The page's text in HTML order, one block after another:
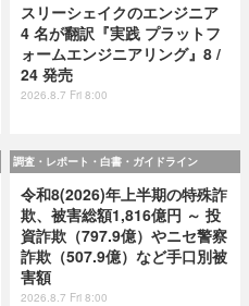
スリーシェイクのエンジニア
4 名が翻訳『実践 プラットフ
ォームエンジニアリング』8 /
24 発売
2026.8.7 Fri 8:00
調査・レポート・白書・ガイドライン
令和8(2026)年上半期の特殊詐
欺、被害総額1,816億円 ～ 投
資詐欺（797.9億）やニセ警察
詐欺（507.9億）など手口別被
害額
2026.8.7 Fri 8:00